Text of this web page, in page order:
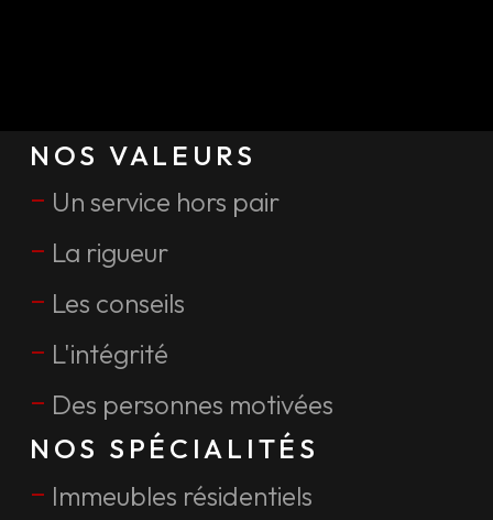
NOS VALEURS
– Un service hors pair
– La rigueur
– Les conseils
– L'intégrité
– Des personnes motivées
NOS SPÉCIALITÉS
– Immeubles résidentiels